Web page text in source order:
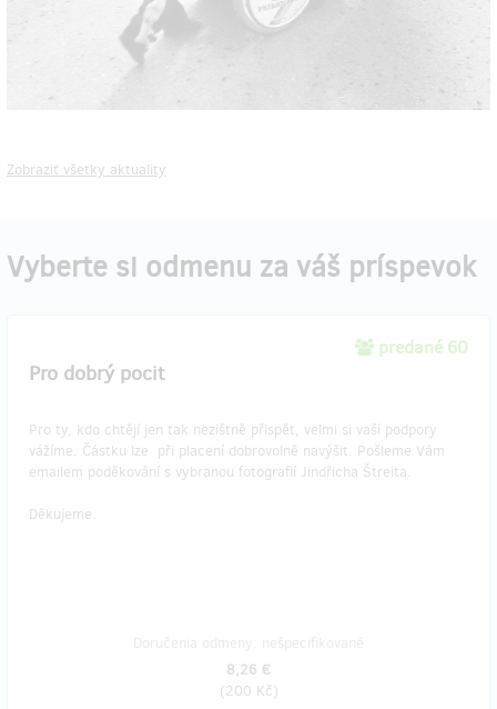
Zobraziť všetky aktuality
Vyberte si odmenu za váš príspevok
predané 60
Pro dobrý pocit
Pro ty, kdo chtějí jen tak nezištně přispět, velmi si vaší podpory
vážíme. Částku lze při placení dobrovolně navýšit. Pošleme Vám
emailem poděkování s vybranou fotografií Jindřicha Štreita.
Děkujeme.
8,26 €
(200 Kč)